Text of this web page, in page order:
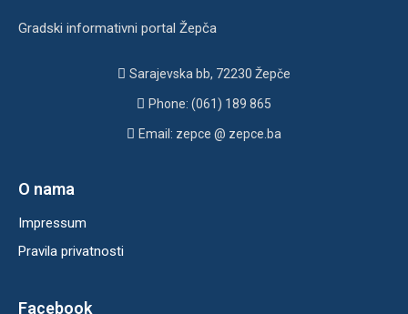
Gradski informativni portal Žepča
Sarajevska bb, 72230 Žepče
Phone: (061) 189 865
Email: zepce @ zepce.ba
O nama
Impressum
Pravila privatnosti
Facebook